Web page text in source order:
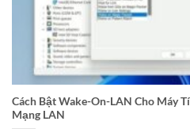
Cách Bật Wake-On-LAN Cho Máy
Mạng LAN